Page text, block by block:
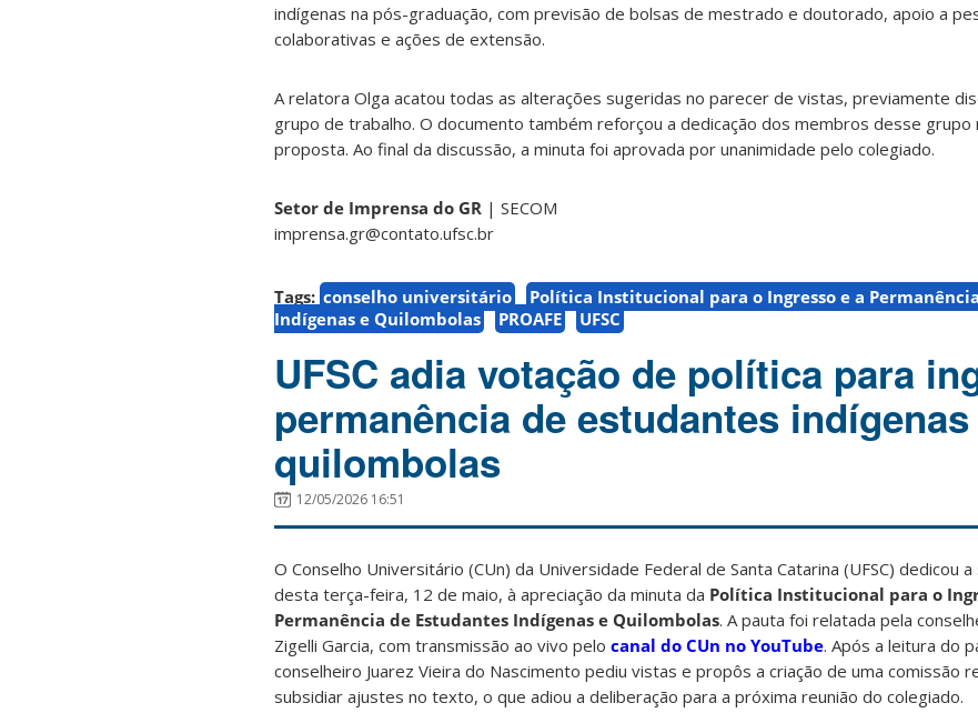
indígenas na pós-graduação, com previsão de bolsas de mestrado e doutorado, apoio a
colaborativas e ações de extensão.
A relatora Olga acatou todas as alterações sugeridas no parecer de vistas, previamente
grupo de trabalho. O documento também reforçou a dedicação dos membros desse grupo
proposta. Ao final da discussão, a minuta foi aprovada por unanimidade pelo colegiado.
Setor de Imprensa do GR | SECOM
imprensa.gr@contato.ufsc.br
Tags: conselho universitário
Política Institucional para o Ingresso e a
Indígenas e Quilombolas
PROAFE UFSC
UFSC adia votação de política para
permanência de estudantes
quilombolas
12/05/2026 16:51
O Conselho Universitário (CUn) da Universidade Federal de Santa Catarina (UFSC) dedicou
desta terça-feira, 12 de maio, à apreciação da minuta da Política Institucional para o
Permanência de Estudantes Indígenas e Quilombolas. A pauta foi relatada pela
Zigelli Garcia, com transmissão ao vivo pelo canal do CUn no YouTube. Após a leitura do
conselheiro Juarez Vieira do Nascimento pediu vistas e propôs a criação de uma comissão
subsidiar ajustes no texto, o que adiou a deliberação para a próxima reunião do colegiado.